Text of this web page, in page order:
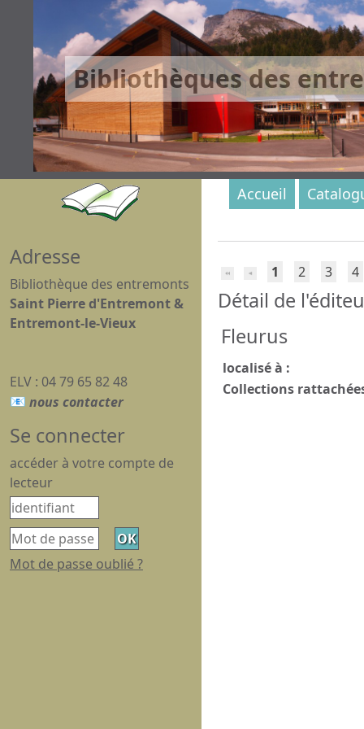
Bibliothèques des
1 2 3 4
Détail de
Fleurus
localisé à :
Collections
Accueil
Adresse
Bibliothèque des entremonts
Saint Pierre d'Entremont &
Entremont-le-Vieux
ELV : 04 79 65 82 48
Se connecter
accéder à votre compte de
lecteur
Mot de passe oublié ?